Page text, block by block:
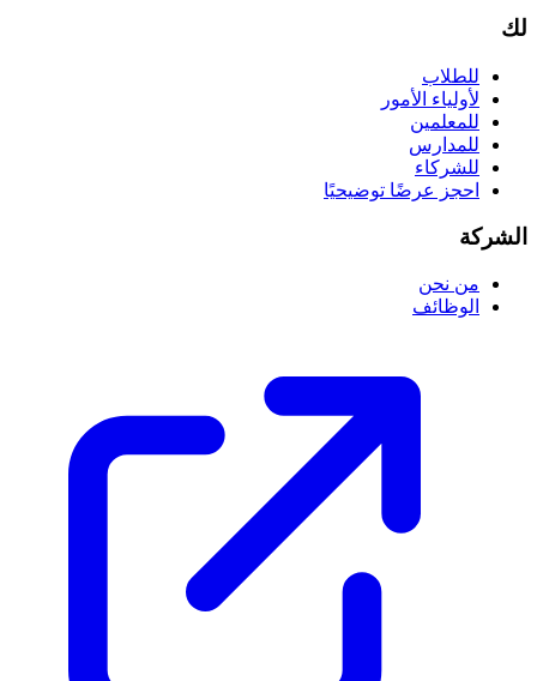
لك
للطلاب
لأولياء الأمور
للمعلمين
للمدارس
للشركاء
احجز عرضًا توضيحيًا
الشركة
من نحن
الوظائف